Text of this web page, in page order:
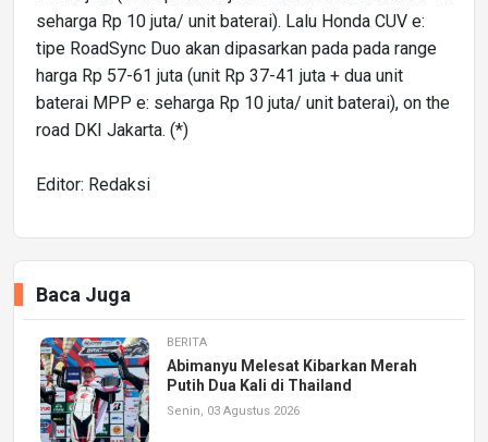
seharga Rp 10 juta/ unit baterai). Lalu Honda CUV e:
tipe RoadSync Duo akan dipasarkan pada pada range
harga Rp 57-61 juta (unit Rp 37-41 juta + dua unit
baterai MPP e: seharga Rp 10 juta/ unit baterai), on the
road DKI Jakarta. (*)
Editor: Redaksi
Baca Juga
BERITA
Abimanyu Melesat Kibarkan Merah
Putih Dua Kali di Thailand
Senin, 03 Agustus 2026